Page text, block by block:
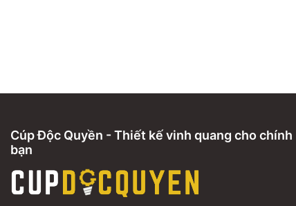
Cúp Độc Quyền - Thiết kế vinh quang cho chính
bạn